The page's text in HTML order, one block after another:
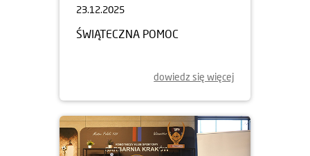
23.12.2025
ŚWIĄTECZNA POMOC
dowiedz się więcej